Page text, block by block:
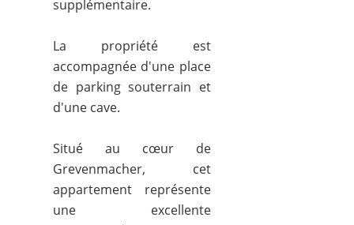
supplémentaire.
La propriété est
accompagnée d'une place
de parking souterrain et
d'une cave.
Situé au cœur de
Grevenmacher, cet
appartement représente
une excellente